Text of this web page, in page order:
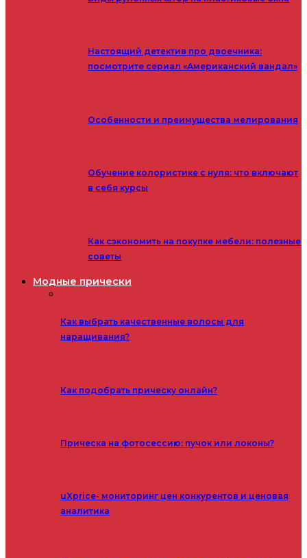
Настоящий детектив про двоечника:
посмотрите сериал «Американский вандал»
Особенности и преимущества мелирования
Обучение колористике с нуля: что включают
в себя курсы
Как сэкономить на покупке мебели: полезные
советы
Модные прически
Как выбрать качественные волосы для
наращивания?
Как подобрать прическу онлайн?
Прическа на фотосессию: пучок или локоны?
uXprice- мониторинг цен конкурентов и ценовая
аналитика